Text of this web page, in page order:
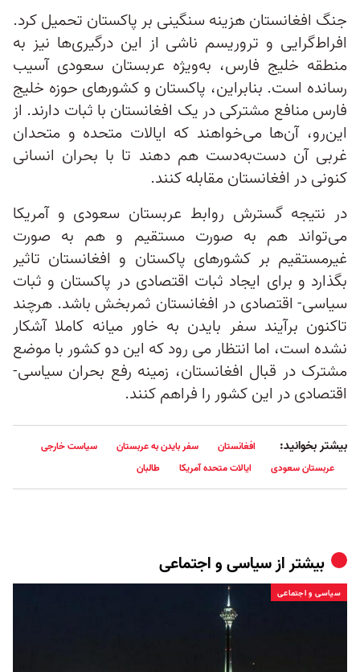
جنگ افغانستان هزینه سنگینی بر پاکستان تحمیل کرد.
افراط‌گرایی و تروریسم ناشی از این درگیری‌ها نیز به
منطقه خلیج فارس، به‌ویژه عربستان سعودی آسیب
رسانده است. بنابراین، پاکستان و کشورهای حوزه خلیج
فارس منافع مشترکی در یک افغانستان با ثبات دارند. از
این‌رو، آن‌ها می‌خواهند که ایالات متحده و متحدان
غربی آن دست‌به‌دست هم دهند تا با بحران انسانی
کنونی در افغانستان مقابله کنند.
در نتیجه گسترش روابط عربستان سعودی و آمریکا
می‌تواند هم به صورت مستقیم و هم به صورت
غیرمستقیم بر کشورهای پاکستان و افغانستان تاثیر
بگذارد و برای ایجاد ثبات اقتصادی در پاکستان و ثبات
سیاسی- اقتصادی در افغانستان ثمربخش باشد. هرچند
تاکنون برآیند سفر بایدن به خاور میانه کاملا آشکار
نشده است، اما انتظار می رود که این دو کشور با موضع
مشترک در قبال افغانستان، زمینه رفع بحران سیاسی-
اقتصادی در این کشور را فراهم کنند.
بیشتر بخوانید: افغانستان سفر بایدن به عربستان
سیاست خارجی
عربستان سعودی
ایالات متحده آمریکا طالبان
بیشتر ازسیاسی و اجتماعی
سیاسی و اجتماعی